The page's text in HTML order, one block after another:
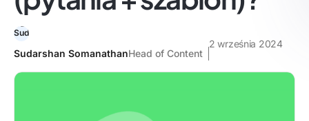
Sudarshan SomanathanHead of Content
2 września 2024